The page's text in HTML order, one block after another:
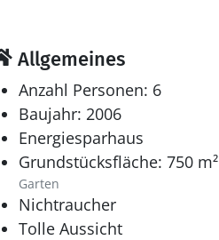
Allgemeines
Anzahl Personen: 6
Baujahr: 2006
Energiesparhaus
Grundstücksfläche: 750 m²
Garten
Nichtraucher
Tolle Aussicht